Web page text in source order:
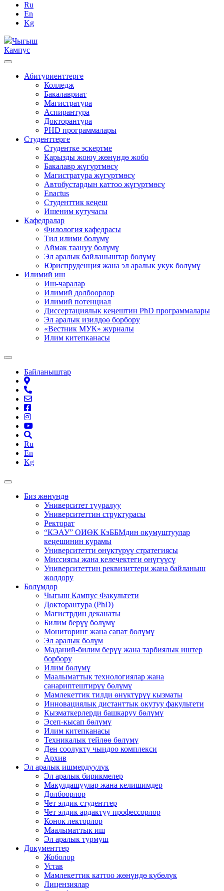
Ru
En
Kg
Чыгыш
Кампус
Абитуриенттерге
Колледж
Бакалавриат
Магистратура
Аспирантура
Докторантура
PHD программалары
Студенттерге
Студентке эскертме
Карызды жоюу жөнүндө жобо
Бакалавр жүгүртмөсү
Магистратура жүгүртмөсү
Автобустардын каттоо жүгүртмөсү
Enactus
Студенттик кеңеш
Ишеним кутучасы
Кафедралар
Филология кафедрасы
Тил илими бөлүмү
Аймак таануу бөлүмү
Эл аралык байланыштар бөлүмү
Юриспруденция жана эл аралык укук бөлүмү
Илимий иш
Иш-чаралар
Илимий долбоорлор
Илимий потенциал
Диссертациялык кеңештин PhD программалары
Эл аралык изилдөө борбору
«Вестник МУК» журналы
Илим китепканасы
Байланыштар
Ru
En
Kg
Биз жөнүндө
Университет тууралуу
Университеттин структурасы
Ректорат
“КЭАУ” ОИӨК КэББМдин окумуштуулар
кеңешинин курамы
Университетти өнүктүрүү стратегиясы
Миссиясы жана келечектеги өнүгүүсү
Университеттин реквизиттери жана байланыш
жолдору
Бөлүмдөр
Чыгыш Кампус Факультети
Докторантура (PhD)
Магистрдин деканаты
Билим берүү бөлүмү
Мониторинг жана сапат бөлүмү
Эл аралык бөлүм
Маданий-билим берүү жана тарбиялык иштер
борбору
Илим бөлүмү
Маалыматтык технологиялар жана
санариптештирүү бөлүмү
Мамлекеттик тилди өнүктүрүү кызматы
Инновациялык дистанттык окутуу факультети
Кызматкерлерди башкаруу бөлүмү
Эсеп-кысап бөлүмү
Илим китепканасы
Техникалык тейлөө бөлүмү
Ден соолукту чыңдоо комплекси
Архив
Эл аралык ишмердүүлүк
Эл аралык бирикмелер
Макулдашуулар жана келишимдер
Долбоорлор
Чет элдик студенттер
Чет элдик ардактуу профессорлор
Конок лекторлор
Маалыматтык иш
Эл аралык турмуш
Документтер
Жоболор
Устав
Мамлекеттик каттоо жөнүндө күбөлүк
Лицензиялар